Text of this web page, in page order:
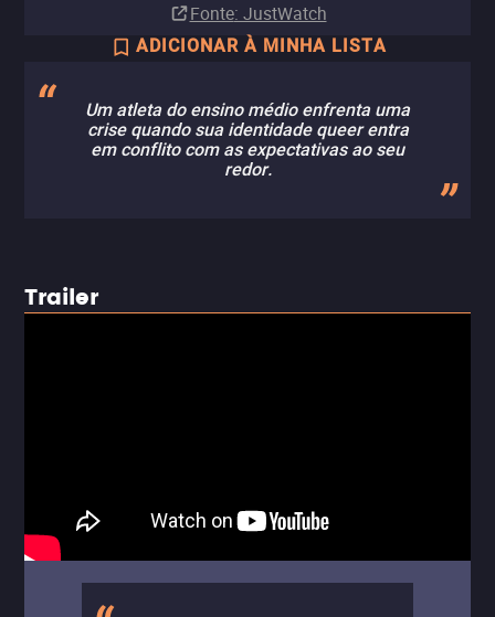
Fonte: JustWatch
ADICIONAR À MINHA LISTA
Um atleta do ensino médio enfrenta uma
crise quando sua identidade queer entra
em conflito com as expectativas ao seu
redor.
Trailer